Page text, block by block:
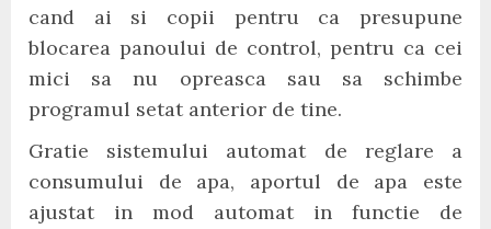
cand ai si copii pentru ca presupune
blocarea panoului de control, pentru ca cei
mici sa nu opreasca sau sa schimbe
programul setat anterior de tine.
Gratie sistemului automat de reglare a
consumului de apa, aportul de apa este
ajustat in mod automat in functie de